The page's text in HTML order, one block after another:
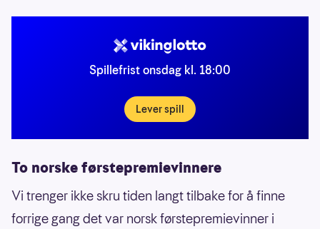
Spillefrist onsdag kl. 18:00
Lever spill
To norske førstepremievinnere
Vi trenger ikke skru tiden langt tilbake for å finne
forrige gang det var norsk førstepremievinner i